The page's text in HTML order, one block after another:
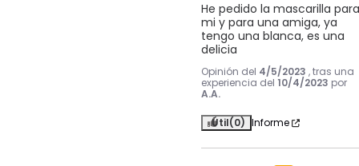
He pedido la mascarilla para
mi y para una amiga, ya
tengo una blanca, es una
delicia
Opinión del 4/5/2023 , tras una
experiencia del 10/4/2023 por
A.A.
Útil(0) Informe